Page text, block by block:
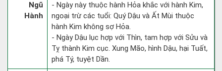
Ngũ
Hành
- Ngày này thuộc hành Hỏa khắc với hành Kim,
ngoại trừ các tuổi: Quý Dậu và Ất Mùi thuộc
hành Kim không sợ Hỏa.
- Ngày Dậu lục hợp với Thìn, tam hợp với Sửu và
Tỵ thành Kim cục. Xung Mão, hình Dậu, hại Tuất,
phá Tý, tuyệt Dần.